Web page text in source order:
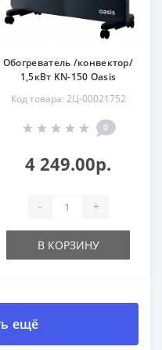
Обогреватель /конвектор/
1,5кВт KN-150 Oasis
Код товара: 2Ц-00021752
0
4 249.00р.
- +
В КОРЗИНУ
ещё